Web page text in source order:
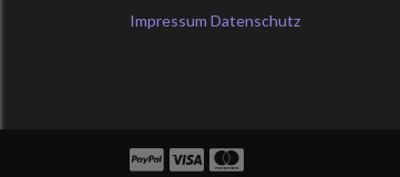
Impressum Datenschutz